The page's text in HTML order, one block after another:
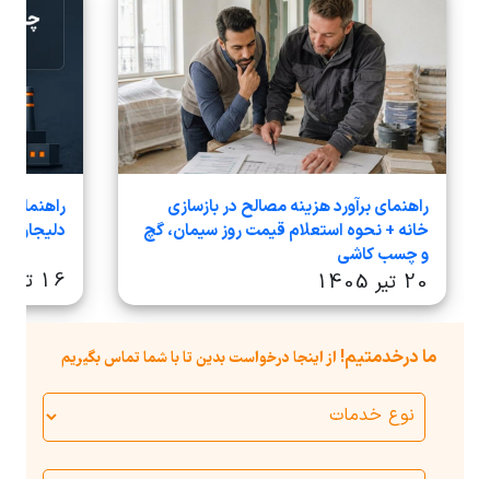
داده‌ها و خلق محتواهایی هستم که علاوه بر
جذب مخاطب، تجربه‌ای ارزشمند برای او رقم
بزنند.
راهنمای برآورد هزینه مصالح در بازسازی
خانه + نحوه استعلام قیمت روز سیمان، گچ
و چسب کاشی
20 تیر 1405
راهنمای
دلیجان در
16 تیر 1405
ما درخدمتیم! از اینجا درخواست بدین تا با شما تماس بگیریم